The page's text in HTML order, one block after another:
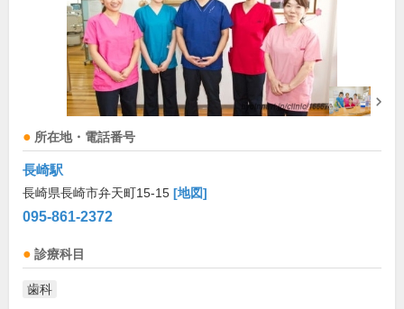
所在地・電話番号
長崎駅
長崎県長崎市弁天町15-15 [地図]
095-861-2372
診療科目
歯科